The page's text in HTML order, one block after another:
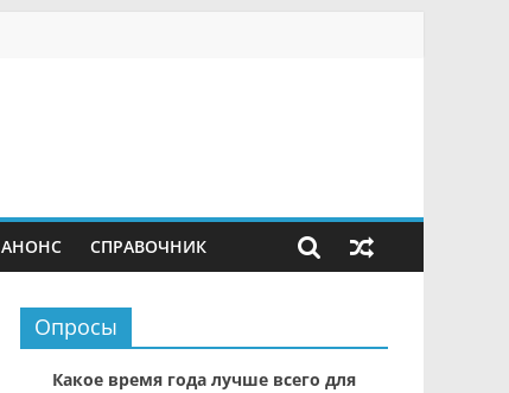
АНОНС СПРАВОЧНИК
Опросы
Какое время года лучше всего для